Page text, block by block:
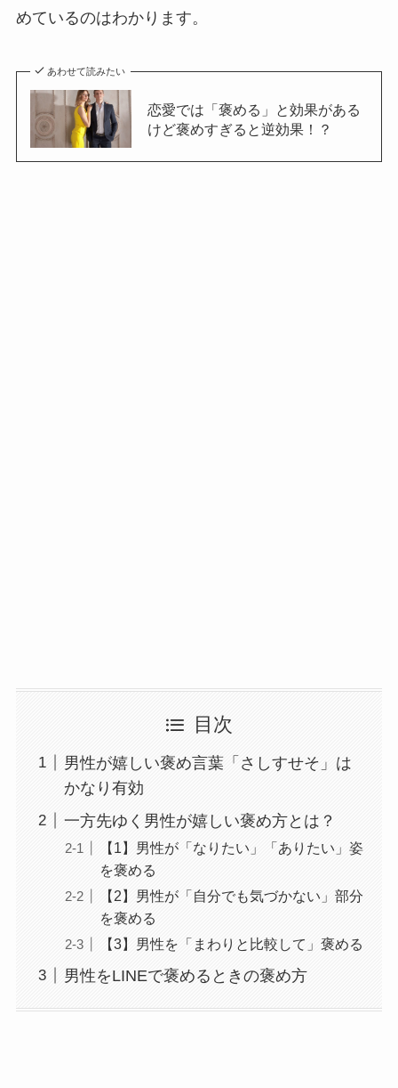
めているのはわかります。
あわせて読みたい
恋愛では「褒める」と効果がある
けど褒めすぎると逆効果！？
目次
男性が嬉しい褒め言葉「さしすせそ」は
かなり有効
一方先ゆく男性が嬉しい褒め方とは？
【1】男性が「なりたい」「ありたい」姿
を褒める
【2】男性が「自分でも気づかない」部分
を褒める
【3】男性を「まわりと比較して」褒める
男性をLINEで褒めるときの褒め方